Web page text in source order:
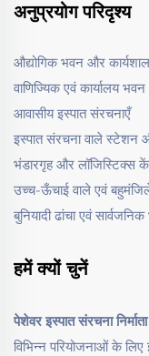
अनुप्रयोग परिदृश्य
औद्योगिक भवन और
वाणिज्यिक एवं कार्यालय भवन
आवासीय इस्पात संरचनाएँ
इस्पात संरचना वाले स्टेशन
भंडारगृह और लॉजिस्टिक्स
उच्च-ऊँचाई वाले एवं
बुनियादी ढांचा एवं
हमें क्यों चुनें
पेशेवर इस्पात संरचना निर्माता
विभिन्न परियोजनाओं के